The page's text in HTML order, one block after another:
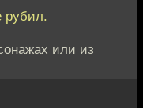
рубил.
или из